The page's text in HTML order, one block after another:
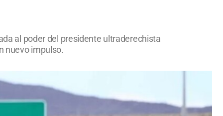
al poder del presidente ultraderechista
nuevo impulso.